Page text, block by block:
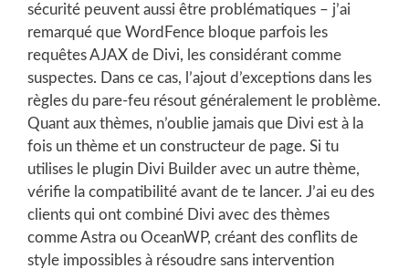
sécurité peuvent aussi être problématiques – j’ai
remarqué que WordFence bloque parfois les
requêtes AJAX de Divi, les considérant comme
suspectes. Dans ce cas, l’ajout d’exceptions dans les
règles du pare-feu résout généralement le problème.
Quant aux thèmes, n’oublie jamais que Divi est à la
fois un thème et un constructeur de page. Si tu
utilises le plugin Divi Builder avec un autre thème,
vérifie la compatibilité avant de te lancer. J’ai eu des
clients qui ont combiné Divi avec des thèmes
comme Astra ou OceanWP, créant des conflits de
style impossibles à résoudre sans intervention